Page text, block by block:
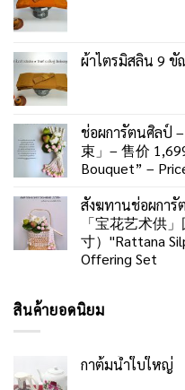
ผ้าไตรมิสลิน 9
ช่อผการัตนศิลป์
束」– 售价
Bouquet” –
สังฆทานช่อผกา
「宝花艺术供
寸）"Rattana
Offering Set
สินค้ายอดนิยม
กาต้มน้ำใบใหญ่